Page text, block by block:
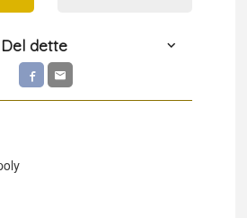
Del dette